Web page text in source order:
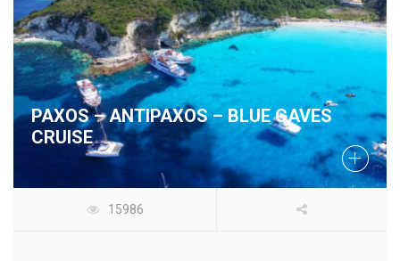
PAXOS – ANTIPAXOS – BLUE CAVES
CRUISE
15986